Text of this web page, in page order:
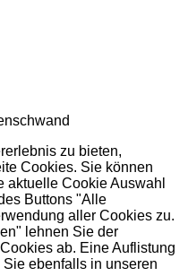
zu bieten,
Cookies. Sie können
aktuelle Cookie Auswahl
Buttons "Alle
aller Cookies zu.
lehnen Sie der
ab. Eine Auflistung
ebenfalls in unseren